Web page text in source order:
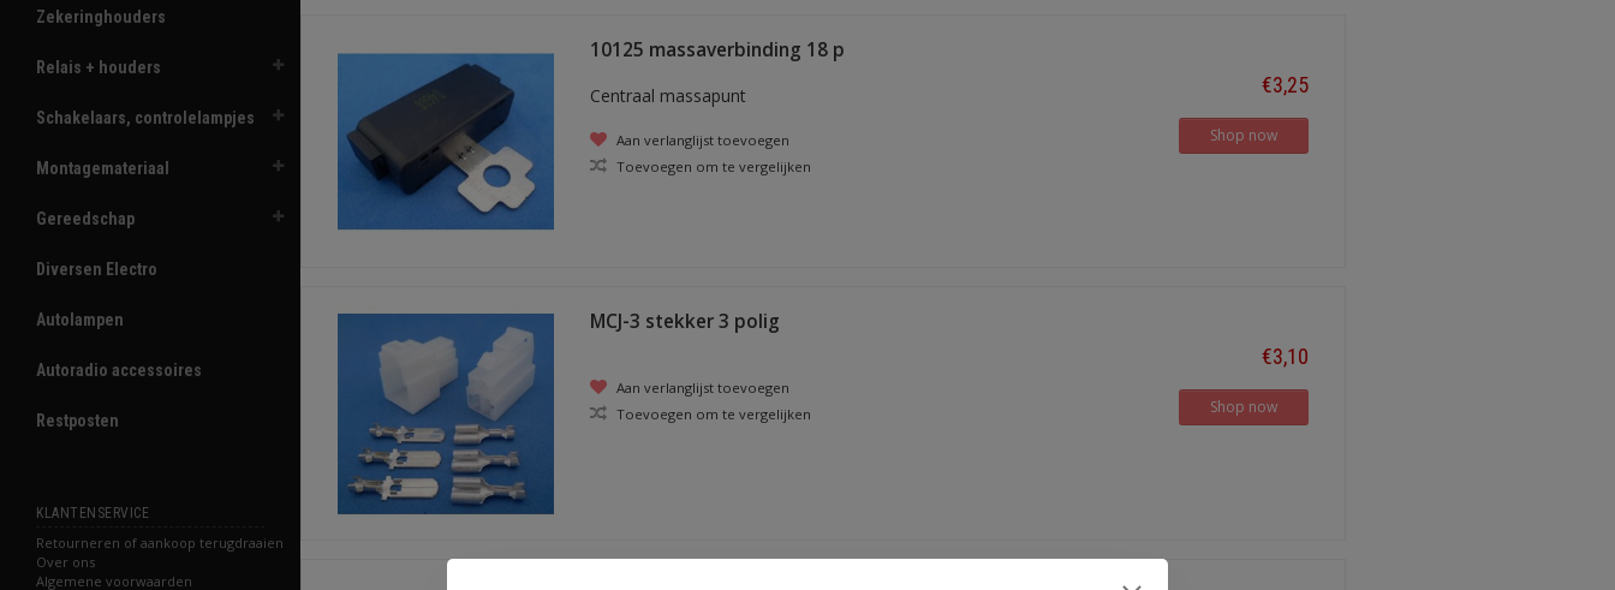
Zekeringhouders
Relais + houders
Schakelaars, controlelampjes
Montagemateriaal
Gereedschap
Diversen Electro
Autolampen
Autoradio accessoires
Restposten
KLANTENSERVICE
Retourneren of aankoop terugdraaien
Over ons
Algemene voorwaarden
10125 massaverbinding 18 p
Centraal massapunt
Aan verlanglijst toevoegen
Toevoegen om te vergelijken
€3,25
Shop now
MCJ-3 stekker 3 polig
Aan verlanglijst toevoegen
Toevoegen om te vergelijken
€3,10
Shop now